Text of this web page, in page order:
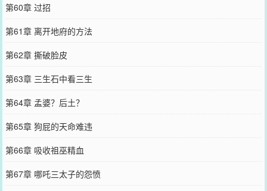
第60章 过招
第61章 离开地府的方法
第62章 撕破脸皮
第63章 三生石中看三生
第64章 孟婆？后土？
第65章 狗屁的天命难违
第66章 吸收祖巫精血
第67章 哪吒三太子的怨愤